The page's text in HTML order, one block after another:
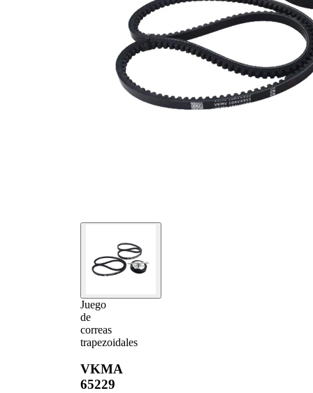
Juego
de
correas
trapezoidales
VKMA
65229